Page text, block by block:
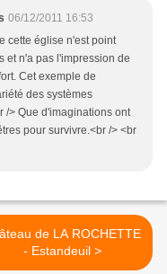
06/12/2011 16:53
cette église n'est point
et n'a pas l'impression de
Cet exemple de
des systèmes
/> Que d'imaginations ont
pour survivre.<br /> <br
de LA ROCHETTE
- Estandeuil >